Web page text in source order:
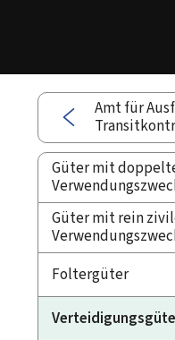
Amt für
Güter mit
Güter mit rein
Foltergüter